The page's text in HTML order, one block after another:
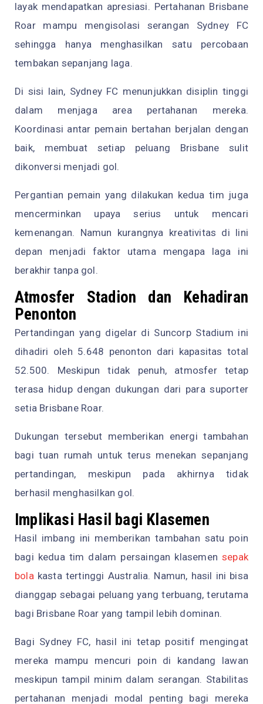
layak mendapatkan apresiasi. Pertahanan Brisbane
Roar mampu mengisolasi serangan Sydney FC
sehingga hanya menghasilkan satu percobaan
tembakan sepanjang laga.
Di sisi lain, Sydney FC menunjukkan disiplin tinggi
dalam menjaga area pertahanan mereka.
Koordinasi antar pemain bertahan berjalan dengan
baik, membuat setiap peluang Brisbane sulit
dikonversi menjadi gol.
Pergantian pemain yang dilakukan kedua tim juga
mencerminkan upaya serius untuk mencari
kemenangan. Namun kurangnya kreativitas di lini
depan menjadi faktor utama mengapa laga ini
berakhir tanpa gol.
Atmosfer Stadion dan Kehadiran
Penonton
Pertandingan yang digelar di Suncorp Stadium ini
dihadiri oleh 5.648 penonton dari kapasitas total
52.500. Meskipun tidak penuh, atmosfer tetap
terasa hidup dengan dukungan dari para suporter
setia Brisbane Roar.
Dukungan tersebut memberikan energi tambahan
bagi tuan rumah untuk terus menekan sepanjang
pertandingan, meskipun pada akhirnya tidak
berhasil menghasilkan gol.
Implikasi Hasil bagi Klasemen
Hasil imbang ini memberikan tambahan satu poin
bagi kedua tim dalam persaingan klasemen sepak
bolakasta tertinggi Australia. Namun, hasil ini bisa
dianggap sebagai peluang yang terbuang, terutama
bagi Brisbane Roar yang tampil lebih dominan.
Bagi Sydney FC, hasil ini tetap positif mengingat
mereka mampu mencuri poin di kandang lawan
meskipun tampil minim dalam serangan. Stabilitas
pertahanan menjadi modal penting bagi mereka